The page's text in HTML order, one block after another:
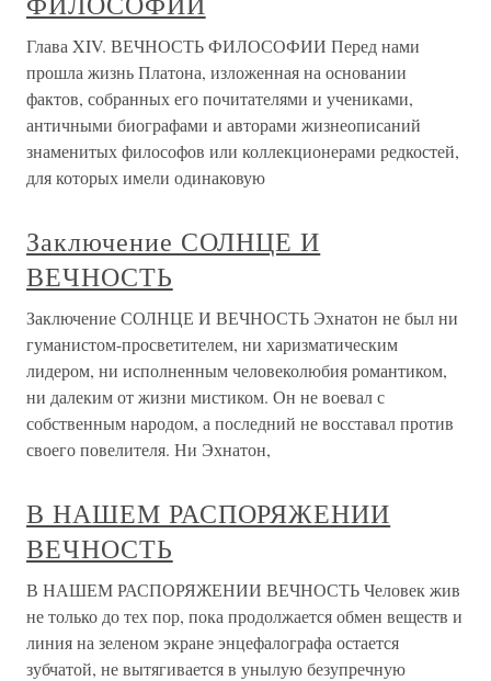
Глава XIV. ВЕЧНОСТЬ ФИЛОСОФИИ Перед нами
прошла жизнь Платона, изложенная на основании
фактов, собранных его почитателями и учениками,
античными биографами и авторами жизнеописаний
знаменитых философов или коллекционерами редкостей,
для которых имели одинаковую
Заключение СОЛНЦЕ И
ВЕЧНОСТЬ
Заключение СОЛНЦЕ И ВЕЧНОСТЬ Эхнатон не был ни
гуманистом-просветителем, ни харизматическим
лидером, ни исполненным человеколюбия романтиком,
ни далеким от жизни мистиком. Он не воевал с
собственным народом, а последний не восставал против
своего повелителя. Ни Эхнатон,
В НАШЕМ РАСПОРЯЖЕНИИ
ВЕЧНОСТЬ
В НАШЕМ РАСПОРЯЖЕНИИ ВЕЧНОСТЬ Человек жив
не только до тех пор, пока продолжается обмен веществ и
линия на зеленом экране энцефалографа остается
зубчатой, не вытягивается в унылую безупречную